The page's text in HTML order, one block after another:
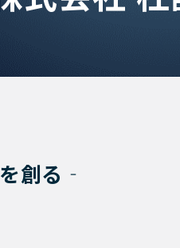
創る‐